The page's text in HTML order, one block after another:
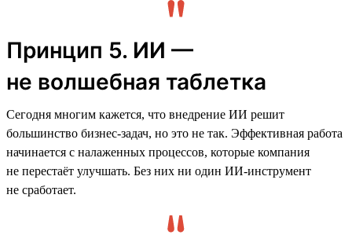
Принцип 5. ИИ —
не волшебная таблетка
Сегодня многим кажется, что внедрение ИИ решит
большинство бизнес-задач, но это не так. Эффективная работа
начинается с налаженных процессов, которые компания
не перестаёт улучшать. Без них ни один ИИ-инструмент
не сработает.